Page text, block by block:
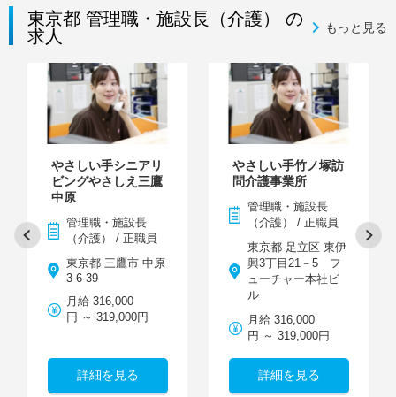
東京都 管理職・施設長（介護） の
求人
もっと見る
やさしい手シニアリ
ビングやさしえ三鷹
中原
管理職・施設長
（介護） / 正職員
東京都 三鷹市 中原
3-6-39
月給 316,000
円 ～ 319,000円
詳細を見る
やさしい手竹ノ塚訪
問介護事業所
管理職・施設長
（介護） / 正職員
東京都 足立区 東伊
興3丁目21－5 フ
ューチャー本社ビ
ル
月給 316,000
円 ～ 319,000円
詳細を見る